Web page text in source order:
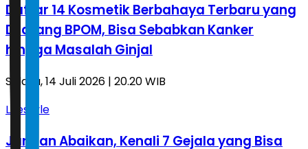
Daftar 14 Kosmetik Berbahaya Terbaru yang
Dilarang BPOM, Bisa Sebabkan Kanker
hingga Masalah Ginjal
Selasa, 14 Juli 2026 | 20.20 WIB
Lifestyle
Jangan Abaikan, Kenali 7 Gejala yang Bisa